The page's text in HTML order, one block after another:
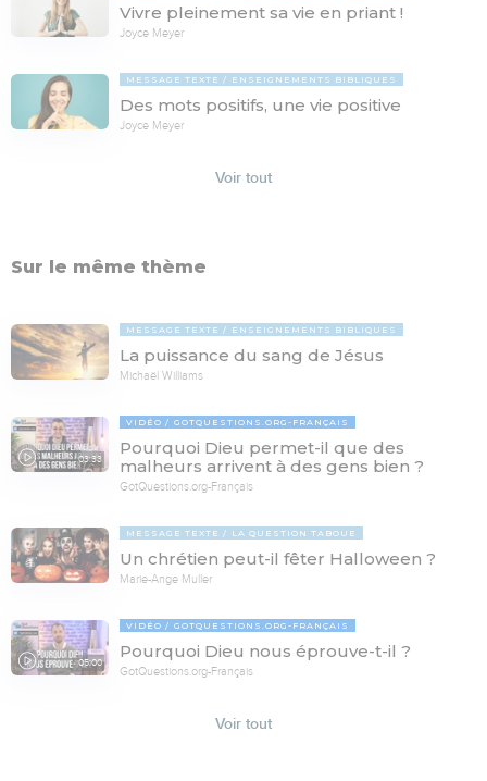
Vivre pleinement sa vie en priant !
Joyce Meyer
MESSAGE TEXTE ENSEIGNEMENTS BIBLIQUES
Des mots positifs, une vie positive
Joyce Meyer
Voir tout
Sur le même thème
MESSAGE TEXTE ENSEIGNEMENTS BIBLIQUES
La puissance du sang de Jésus
Michaël Williams
03:33
VIDÉO GOTQUESTIONS.ORG-FRANÇAIS
Pourquoi Dieu permet-il que des
malheurs arrivent à des gens bien ?
GotQuestions.org-Français
MESSAGE TEXTE LA QUESTION TABOUE
Un chrétien peut-il fêter Halloween ?
Marie-Ange Muller
05:00
VIDÉO GOTQUESTIONS.ORG-FRANÇAIS
Pourquoi Dieu nous éprouve-t-il ?
GotQuestions.org-Français
Voir tout